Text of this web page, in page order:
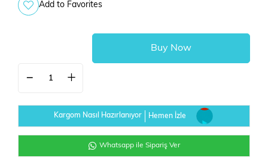
Add to Favorites
Kargom Nasıl Hazırlanıyor Hemen İzle
Whatsapp ile Sipariş Ver